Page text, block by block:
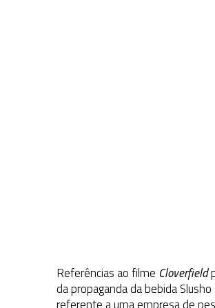
Referências ao filme Cloverfield
da propaganda da bebida